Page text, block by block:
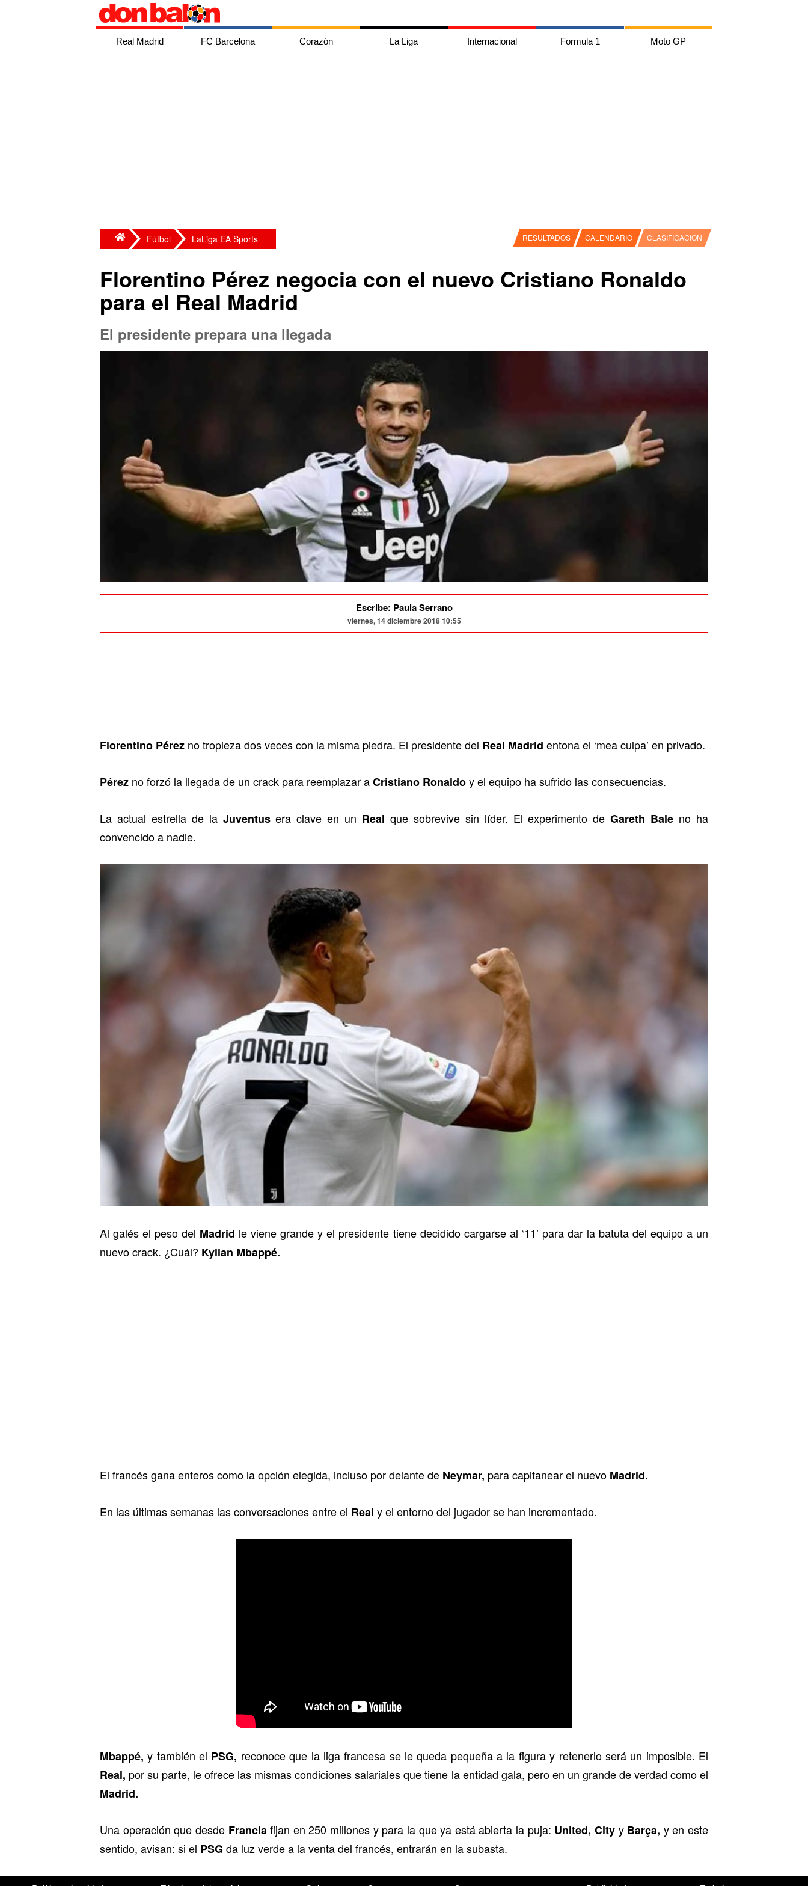
Real Madrid FC Barcelona Corazón La Liga Internacional Formula 1 Moto GP
Fútbol LaLiga EA Sports RESULTADOS CALENDARIO CLASIFICACION
Florentino Pérez negocia con el nuevo Cristiano Ronaldo
para el Real Madrid
El presidente prepara una llegada
Escribe: Paula Serrano
viernes, 14 diciembre 2018 10:55
Florentino Pérez no tropieza dos veces con la misma piedra. El presidente del Real Madrid entona el ‘mea culpa’ en privado.
Pérez no forzó la llegada de un crack para reemplazar aCristiano Ronaldoy el equipo ha sufrido las consecuencias.
La actual estrella de la Juventusera clave en un Real que sobrevive sin líder. El experimento deGareth Bale no ha
convencido a nadie.
Al galés el peso del Madrid le viene grande y el presidente tiene decidido cargarse al ‘11’ para dar la batuta del equipo a un
nuevo crack. ¿Cuál? Kylian Mbappé.
El francés gana enteros como la opción elegida, incluso por delante de Neymar, para capitanear el nuevo Madrid.
En las últimas semanas las conversaciones entre el Real y el entorno del jugador se han incrementado.
Mbappé, y también el PSG, reconoce que la liga francesa se le queda pequeña a la figura y retenerlo será un imposible. El
Real, por su parte, le ofrece las mismas condiciones salariales que tiene la entidad gala, pero en un grande de verdad como el
Madrid.
Una operación que desde Francia fijan en 250 millones y para la que ya está abierta la puja: United, Cityy Barça, y en este
sentido, avisan: si el PSG da luz verde a la venta del francés, entrarán en la subasta.